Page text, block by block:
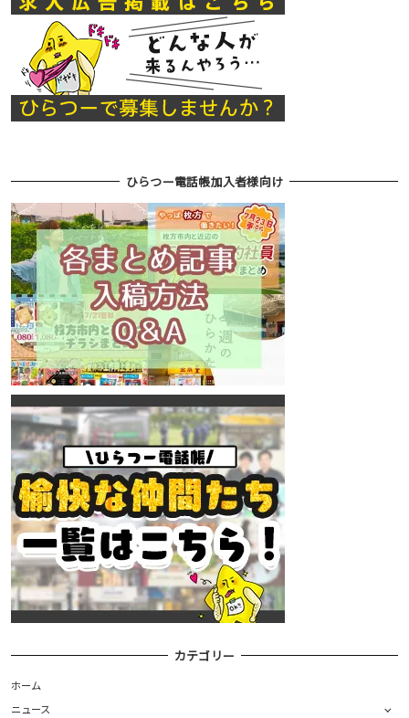
ひらつー電話帳加入者様向け
カテゴリー
ホーム
ニュース